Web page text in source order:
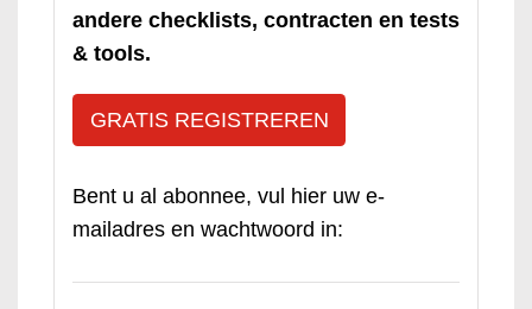
andere checklists, contracten en tests
& tools.
GRATIS REGISTREREN
Bent u al abonnee, vul hier uw e-
mailadres en wachtwoord in: